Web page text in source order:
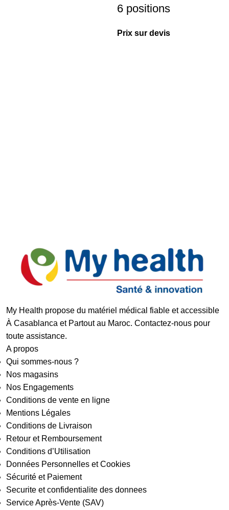
6 positions
Prix sur devis
My Health propose du matériel médical fiable et accessible
À Casablanca et Partout au Maroc. Contactez-nous pour
toute assistance.
A propos
Qui sommes-nous ?
Nos magasins
Nos Engagements
Conditions de vente en ligne
Mentions Légales
Conditions de Livraison
Retour et Remboursement
Conditions d’Utilisation
Données Personnelles et Cookies
Sécurité et Paiement
Securite et confidentialite des donnees
Service Après-Vente (SAV)